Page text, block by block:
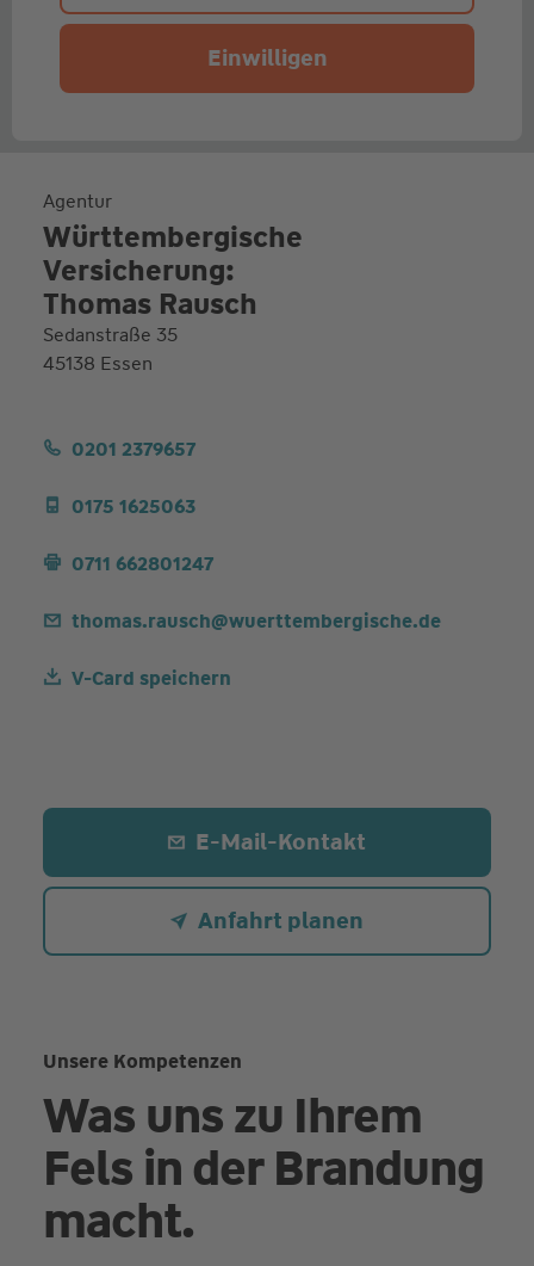
Einwilligen
Agentur
Württembergische
Versicherung:
Thomas Rausch
Sedanstraße 35
45138 Essen
0201 2379657
0175 1625063
0711 662801247
thomas.rausch@wuerttembergische.de
V-Card speichern
E-Mail-Kontakt
Anfahrt planen
Unsere Kompetenzen
Was uns zu Ihrem
Fels in der Brandung
macht.